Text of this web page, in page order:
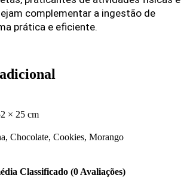
complementar a ingestão de
prática e eficiente.
× 25 cm
Chocolate, Cookies, Morango
Classificado (0 Avaliações)